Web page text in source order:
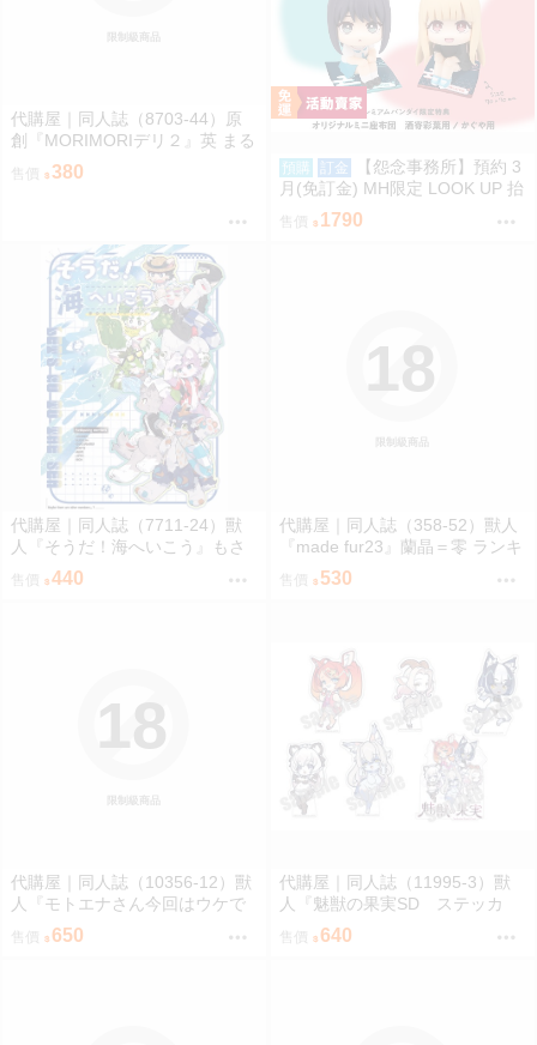
限制級商品
代購屋｜同人誌（8703-44）原
創『MORIMORIデリ２』英 まる
てん丼
售價 380 預購 訂金
【怨念事務所】預約 3
月(免訂金) MH限定 LOOK UP 抬
頭 超時空輝耀姬 輝耀&酒寄彩葉
套組附特典 0816
售價 1790
代購屋｜同人誌（7711-24）獸
人『そうだ！海へいこう』もさ
パラレルワールド
440
限制級商品
18
代購屋｜同人誌（358-52）獸人
『made fur23』蘭晶＝零 ランキ
チ 096530
限制級商品
18
代購屋｜同人誌（10356-12）獸
人『モトエナさん今回はウケで
お願いします！！』まだら模様
まんだら亭
售價 650
代購屋｜同人誌（11995-3）獸
人『魅獣の果実SD ステッカ
ー』KEYAKI Hobby rig-pa2026
KEYAKI Hobby
售價 640